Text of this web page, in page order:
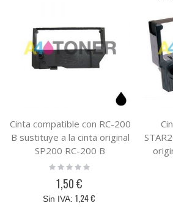
Cinta compatible con RC-200
B sustituye a la cinta original
SP200 RC-200 B
Rating:
1,50 €
1,24 €